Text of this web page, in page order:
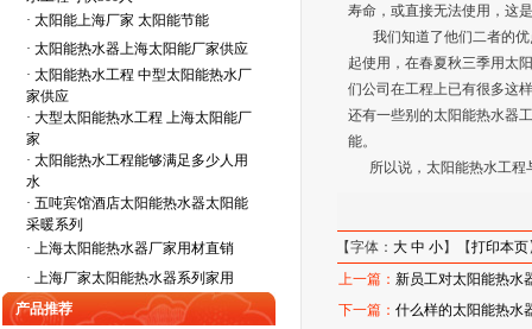
· 太阳能上海厂家 太阳能节能
· 太阳能热水器上海太阳能厂家供应
· 太阳能热水工程 中型太阳能热水厂
家供应
· 大型太阳能热水工程 上海太阳能厂
家
· 太阳能热水工程能够满足多少人用
水
· 五吨宾馆酒店太阳能热水器太阳能
采暖系列
· 上海太阳能热水器厂家用材直销
· 上海厂家太阳能热水器系列家用
产品推荐
寿命，或直接无法使用，这
我们知道了他们二者的优
起使用，在春夏秋三季用太
们公司在工程上已有很多这
还有一些别的太阳能热水器
能。
所以说，太阳能热水工程
【字体：大 中 小】【打印本页
上一篇：新员工对太阳能热水
下一篇：什么样的太阳能热水